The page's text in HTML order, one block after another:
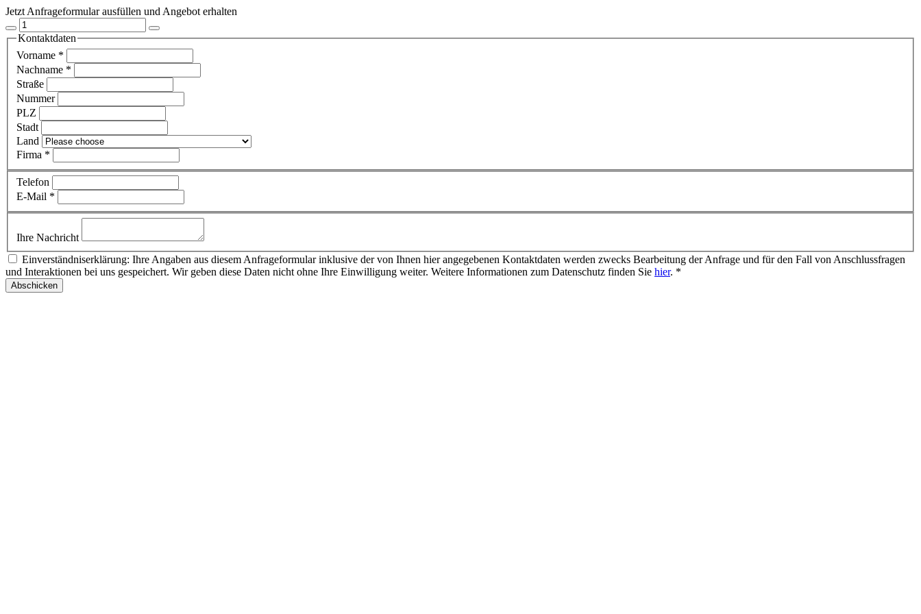
Jetzt Anfrageformular ausfüllen und Angebot erhalten
Kontaktdaten
Vorname *
Nachname *
Straße
Nummer
PLZ
Stadt
Land
Firma *
Telefon
E-Mail *
Ihre Nachricht
Einverständniserklärung: Ihre Angaben aus diesem Anfrageformular inklusive der von Ihnen hier angegebenen Kontaktdaten werden zwecks Bearbeitung der Anfrage und für den Fall von Anschlussfragen
und Interaktionen bei uns gespeichert. Wir geben diese Daten nicht ohne Ihre Einwilligung weiter. Weitere Informationen zum Datenschutz finden Sie hier. *
Abschicken